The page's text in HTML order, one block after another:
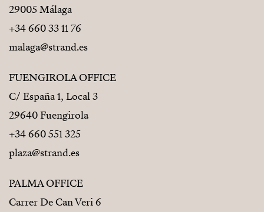
29005 Málaga
+34 660 33 11 76
malaga@strand.es
FUENGIROLA OFFICE
C/ España 1, Local 3
29640 Fuengirola
+34 660 551 325
plaza@strand.es
PALMA OFFICE
Carrer De Can Veri 6